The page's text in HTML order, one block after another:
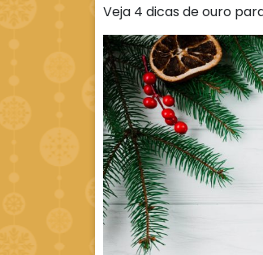
Veja 4 dicas de ouro